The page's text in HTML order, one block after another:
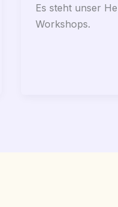
Es steht unser
Workshops.